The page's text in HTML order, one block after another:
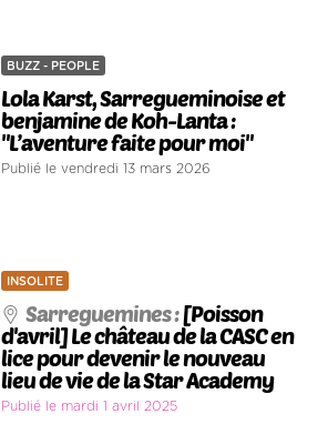
BUZZ - PEOPLE
Lola Karst, Sarregueminoise et
benjamine de Koh-Lanta :
"L’aventure faite pour moi"
Publié le vendredi 13 mars 2026
INSOLITE
Sarreguemines :[Poisson
d'avril] Le château de la CASC en
lice pour devenir le nouveau
lieu de vie de la Star Academy
Publié le mardi 1 avril 2025